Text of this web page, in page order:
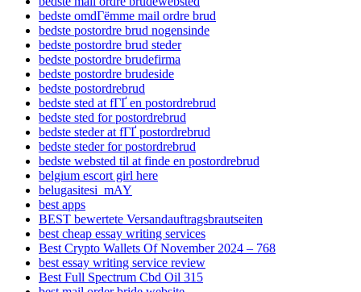
bedste omdГёmme mail ordre brud
bedste postordre brud nogensinde
bedste postordre brud steder
bedste postordre brudefirma
bedste postordre brudeside
bedste postordrebrud
bedste sted at fГҐ en postordrebrud
bedste sted for postordrebrud
bedste steder at fГҐ postordrebrud
bedste steder for postordrebrud
bedste websted til at finde en postordrebrud
belgium escort girl here
belugasitesi_mAY
best apps
BEST bewertete Versandauftragsbrautseiten
best cheap essay writing services
Best Crypto Wallets Of November 2024 – 768
best essay writing service review
Best Full Spectrum Cbd Oil 315